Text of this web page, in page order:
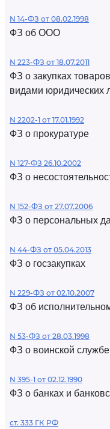
N 14-ФЗ от 08.02.1998
ФЗ об ООО
N 223-ФЗ от 18.07.2011
ФЗ о закупках
видами юридических
N 2202-1 от 17.01.1992
ФЗ о прокуратуре
N 127-ФЗ 26.10.2002
ФЗ о
N 152-ФЗ от 27.07.2006
ФЗ о персональных
N 44-ФЗ от 05.04.2013
ФЗ о госзакупках
N 229-ФЗ от 02.10.2007
ФЗ об
N 53-ФЗ от 28.03.1998
ФЗ о воинской службе
N 395-1 от 02.12.1990
ФЗ о банках и
ст. 333 ГК РФ